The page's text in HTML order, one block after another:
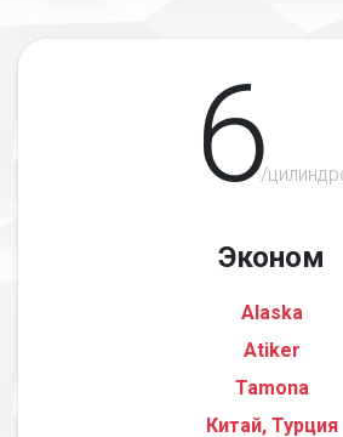
6/
Эконом
Alaska
Atiker
Tamona
Китай, Турция